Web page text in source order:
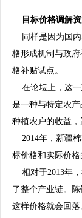
目标价格调解
同样是因为国内
格形成机制与政
格补贴试点。
在论坛上，这一
是一种与特定农
种植农户的收益，
2014年，新疆棉
标价格和实际价
相对于2013年，
了整个产业链。
这样价格就会回